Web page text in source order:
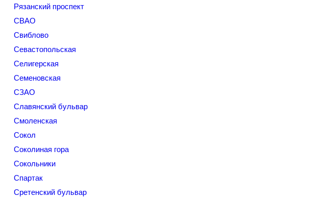
Рязанский проспект
СВАО
Свиблово
Севастопольская
Селигерская
Семеновская
СЗАО
Славянский бульвар
Смоленская
Сокол
Соколиная гора
Сокольники
Спартак
Сретенский бульвар